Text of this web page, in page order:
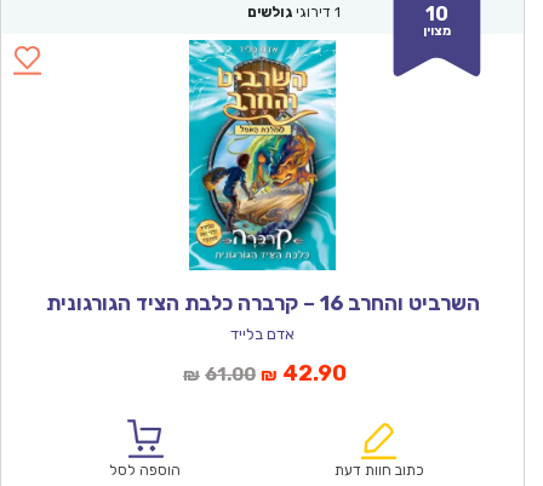
10
מצוין
1 דירוגי גולשים
השרביט והחרב 16 – קרברה כלבת הציד הגורגונית
אדם בלייד
₪ 61.00המחיר
₪61.00.
₪ 42.90המחיר
הוא:
כתוב חוות דעת הוספה לסל